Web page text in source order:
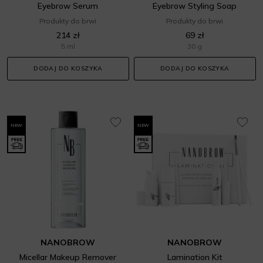
Eyebrow Serum
Produkty do brwi
214 zł
5 ml
DODAJ DO KOSZYKA
Eyebrow Styling Soap
Produkty do brwi
69 zł
30 g
DODAJ DO KOSZYKA
NEW
NANOBROW
Micellar Makeup Remover
NEW
NANOBROW
Lamination Kit